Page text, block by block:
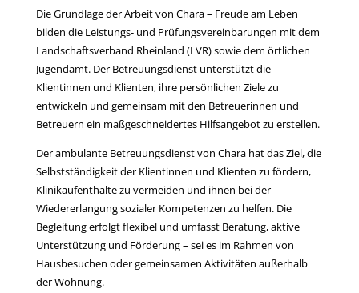
Die Grundlage der Arbeit von Chara – Freude am Leben
bilden die Leistungs- und Prüfungsvereinbarungen mit dem
Landschaftsverband Rheinland (LVR) sowie dem örtlichen
Jugendamt. Der Betreuungsdienst unterstützt die
Klientinnen und Klienten, ihre persönlichen Ziele zu
entwickeln und gemeinsam mit den Betreuerinnen und
Betreuern ein maßgeschneidertes Hilfsangebot zu erstellen.
Der ambulante Betreuungsdienst von Chara hat das Ziel, die
Selbstständigkeit der Klientinnen und Klienten zu fördern,
Klinikaufenthalte zu vermeiden und ihnen bei der
Wiedererlangung sozialer Kompetenzen zu helfen. Die
Begleitung erfolgt flexibel und umfasst Beratung, aktive
Unterstützung und Förderung – sei es im Rahmen von
Hausbesuchen oder gemeinsamen Aktivitäten außerhalb
der Wohnung.